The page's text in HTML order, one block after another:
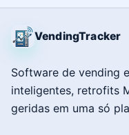
VendingTracker
Software de vending
inteligentes, retrofits
geridas em uma só